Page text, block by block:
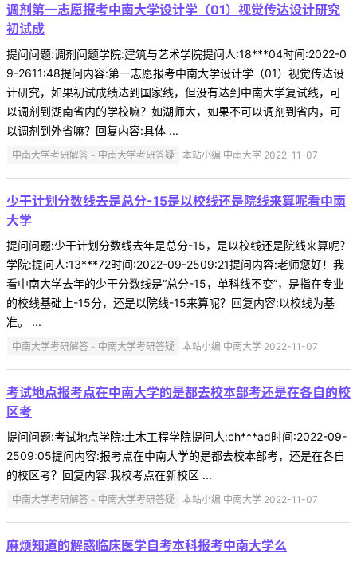
调剂第一志愿报考中南大学设计学（01）视觉传达设计研究
初试成
提问问题:调剂问题学院:建筑与艺术学院提问人:18***04时间:2022-0
9-2611:48提问内容:第一志愿报考中南大学设计学（01）视觉传达设
计研究，如果初试成绩达到国家线，但没有达到中南大学复试线，可
以调剂到湖南省内的学校嘛？如湖师大，如果不可以调剂到省内，可
以调剂到外省嘛？回复内容:具体 ...
中南大学考研解答 - 中南大学考研答疑 本站小编 中南大学 2022-11-07
少干计划分数线去是总分-15是以校线还是院线来算呢看中南
大学
提问问题:少干计划分数线去年是总分-15，是以校线还是院线来算呢？
学院:提问人:13***72时间:2022-09-2509:21提问内容:老师您好！我
看中南大学去年的少干分数线是“总分-15，单科线不变”，是指在专业
的校线基础上-15分，还是以院线-15来算呢？回复内容:以校线为基
准。 ...
中南大学考研解答 - 中南大学考研答疑 本站小编 中南大学 2022-11-07
考试地点报考点在中南大学的是都去校本部考还是在各自的校
区考
提问问题:考试地点学院:土木工程学院提问人:ch***ad时间:2022-09-
2509:05提问内容:报考点在中南大学的是都去校本部考，还是在各自
的校区考？回复内容:我校考点在新校区 ...
中南大学考研解答 - 中南大学考研答疑 本站小编 中南大学 2022-11-07
麻烦知道的解惑临床医学自考本科报考中南大学么